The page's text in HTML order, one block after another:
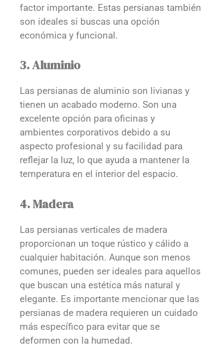
factor importante. Estas persianas también
son ideales si buscas una opción
económica y funcional.
3. Aluminio
Las persianas de aluminio son livianas y
tienen un acabado moderno. Son una
excelente opción para oficinas y
ambientes corporativos debido a su
aspecto profesional y su facilidad para
reflejar la luz, lo que ayuda a mantener la
temperatura en el interior del espacio.
4. Madera
Las persianas verticales de madera
proporcionan un toque rústico y cálido a
cualquier habitación. Aunque son menos
comunes, pueden ser ideales para aquellos
que buscan una estética más natural y
elegante. Es importante mencionar que las
persianas de madera requieren un cuidado
más específico para evitar que se
deformen con la humedad.